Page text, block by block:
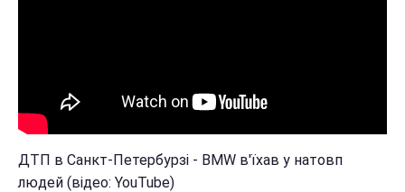
ДТП в Санкт-Петербурзі - BMW в'їхав у натовп
людей (відео: YouTube)